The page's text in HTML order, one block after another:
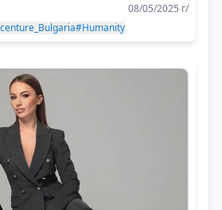
08/05/2025 г/
#Humanity